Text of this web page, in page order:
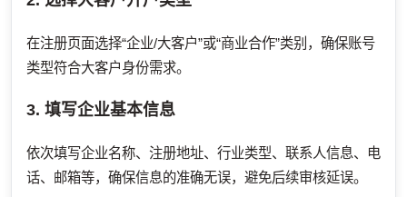
在注册页面选择“企业/大客户”或“商业合作”类别，确保账号
类型符合大客户身份需求。
3. 填写企业基本信息
依次填写企业名称、注册地址、行业类型、联系人信息、电
话、邮箱等，确保信息的准确无误，避免后续审核延误。